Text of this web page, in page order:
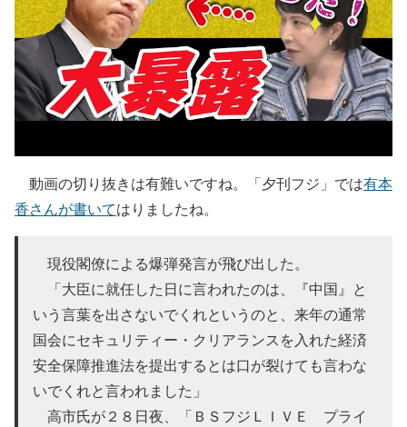
動画の切り抜きは有難いですね。「夕刊フジ」では有本
香さんが書いてはりましたね。
現役閣僚による爆弾発言が飛び出した。
「大臣に就任した日に言われたのは、『中国』と
いう言葉を出さないでくれというのと、来年の通常
国会にセキュリティー・クリアランスを入れた経済
安全保障推進法を提出するとは口が裂けても言わな
いでくれと言われました」
高市氏が２８日夜、「ＢＳフジＬＩＶＥ プライ